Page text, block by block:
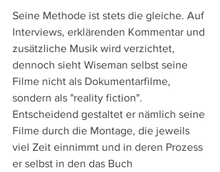
Seine Methode ist stets die gleiche. Auf
Interviews, erklärenden Kommentar und
zusätzliche Musik wird verzichtet,
dennoch sieht Wiseman selbst seine
Filme nicht als Dokumentarfilme,
sondern als "reality fiction".
Entscheidend gestaltet er nämlich seine
Filme durch die Montage, die jeweils
viel Zeit einnimmt und in deren Prozess
er selbst in den das Buch